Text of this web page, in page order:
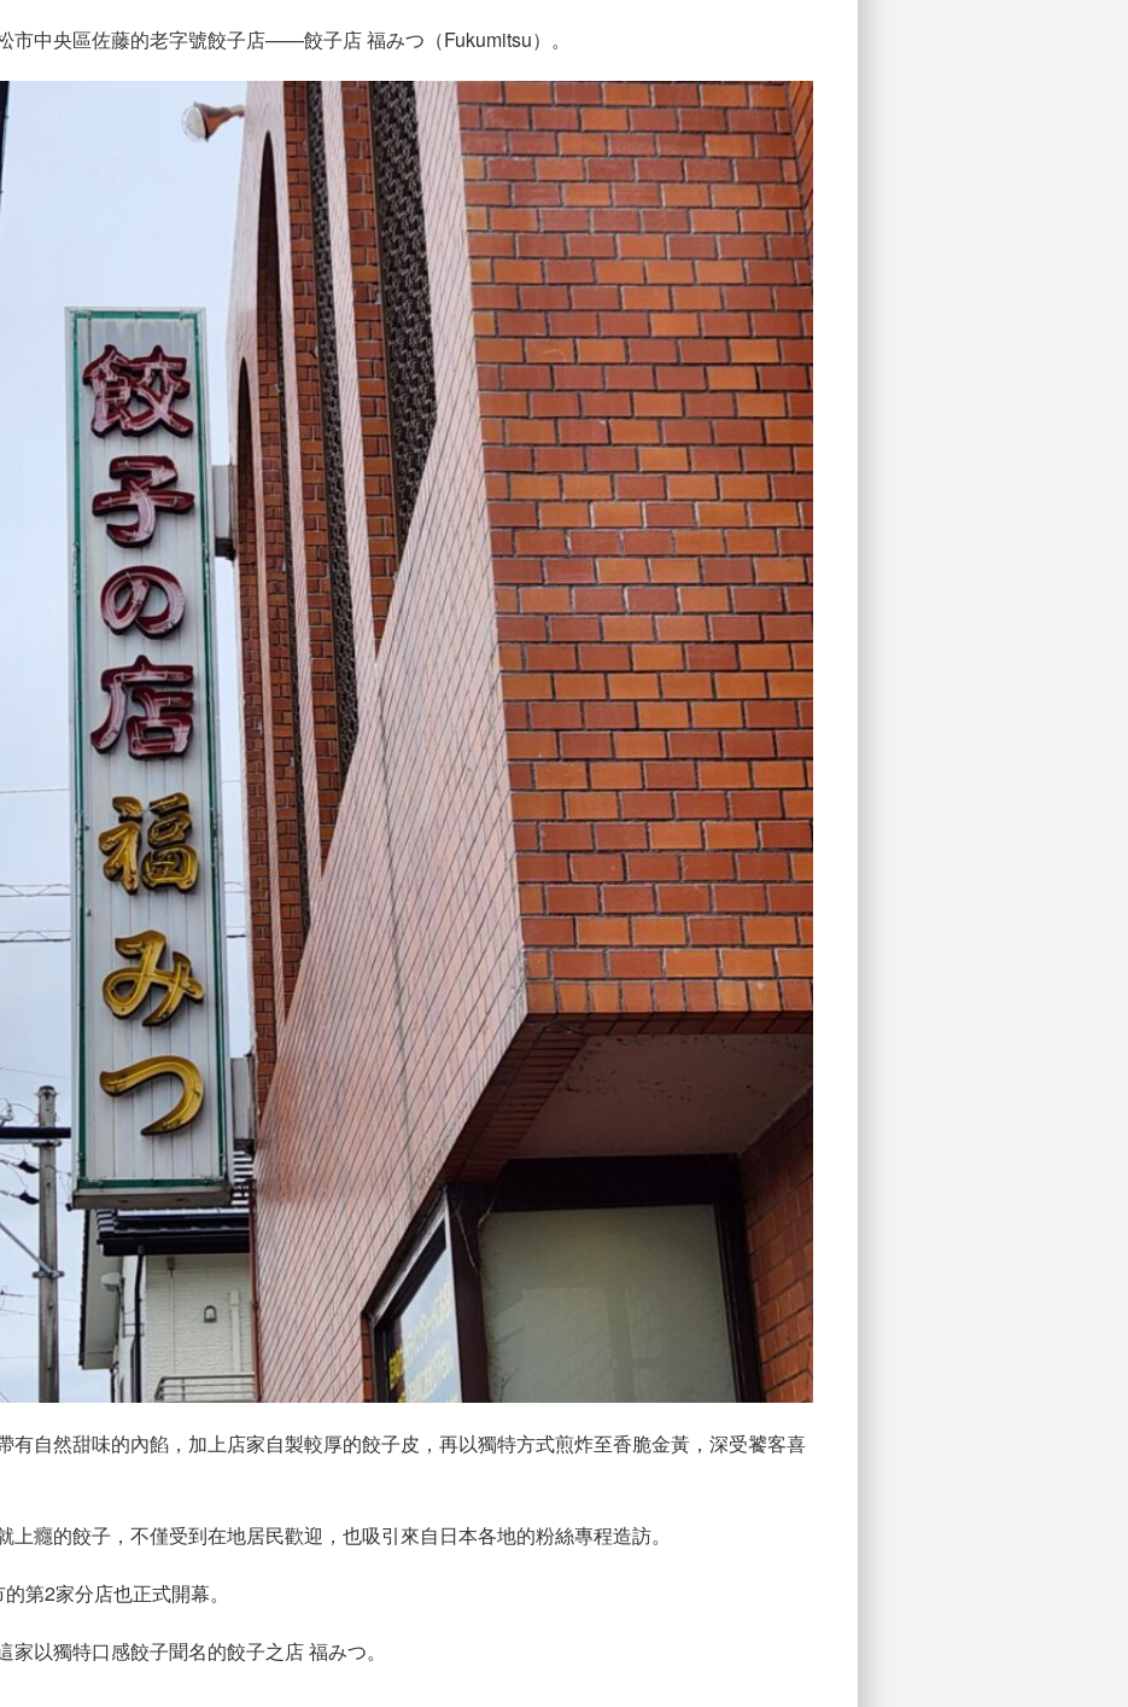
市中央區佐藤的老字號餃子店——餃子店 福みつ（Fukumitsu）。
有自然甜味的內餡，加上店家自製較厚的餃子皮，再以獨特方式煎炸至香脆金黃，深受饕客喜
上癮的餃子，不僅受到在地居民歡迎，也吸引來自日本各地的粉絲專程造訪。
第2家分店也正式開幕。
家以獨特口感餃子聞名的餃子之店 福みつ。